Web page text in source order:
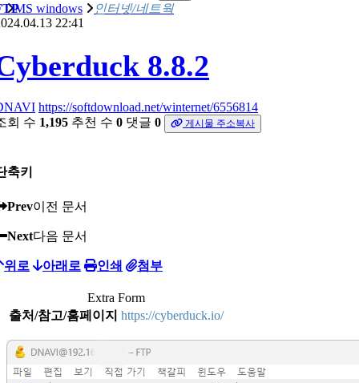
MS windows 인터넷/네트웍
22:41
8.8.2
https://softdownload.net/winternet/6556814
회 수 1,195 추천 수 0 댓글 0 게시물 주소복사
축키
Prev이전 문서
Next다음 문서
위로 아래로 인쇄 첨부
Extra Form
출처/참고/홈페이지 https://cyberduck.io/